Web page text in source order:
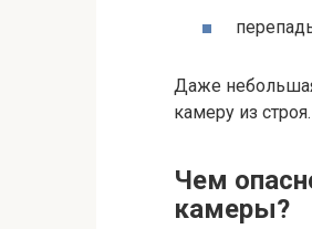
Даже
камеру из строя.
Чем
камеры?